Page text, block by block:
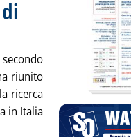
riunito
ricerca
in Italia